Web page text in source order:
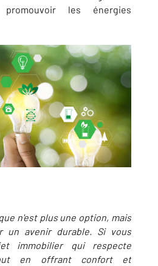
les énergies
n'est plus une option, mais
un avenir durable. Si vous
immobilier qui respecte
en offrant confort et